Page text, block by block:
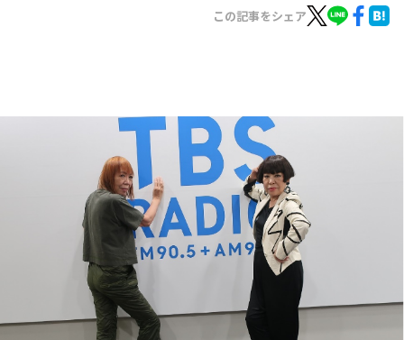
会社情報
この記事をシェア